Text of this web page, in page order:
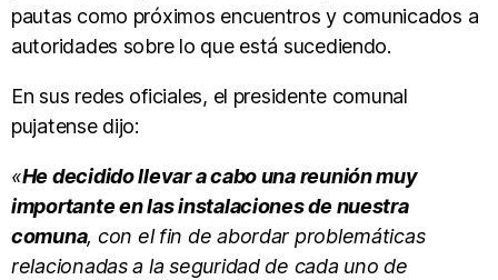
pautas como próximos encuentros y comunicados a
autoridades sobre lo que está sucediendo.
En sus redes oficiales, el presidente comunal
pujatense dijo:
«He decidido llevar a cabo una reunión muy
importante en las instalaciones de nuestra
comuna, con el fin de abordar problemáticas
relacionadas a la seguridad de cada uno de